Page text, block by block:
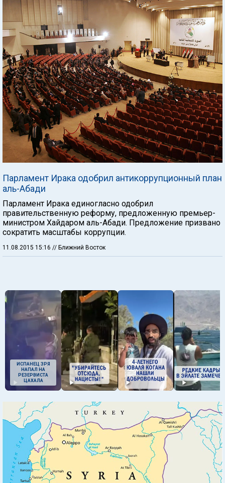
Парламент Ирака одобрил антикоррупционный план
аль-Абади
Парламент Ирака единогласно одобрил
правительственную реформу, предложенную премьер-
министром Хайдаром аль-Абади. Предложение призвано
сократить масштабы коррупции.
11.08.2015 15:16 // Ближний Восток
ИСПАНЕЦ ЗРЯ
НАПАЛ НА
РЕЗЕРВИСТА
ЦАХАЛА